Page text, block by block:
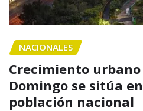
NACIONALES
Crecimiento
Domingo se sitúa
población nacional